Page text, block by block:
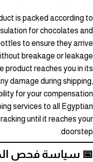
is packed according to
for chocolates and
to ensure they arrive
breakage or leakage.
product reaches you in its
damage during shipping,
for your compensation.
services to all Egyptian
until it reaches your
doorstep.